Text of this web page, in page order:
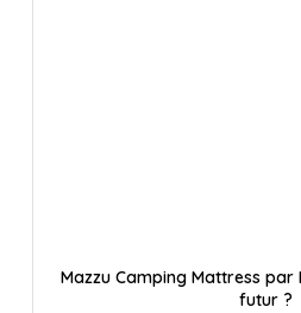
Mazzu Camping Mattress par
futur ?